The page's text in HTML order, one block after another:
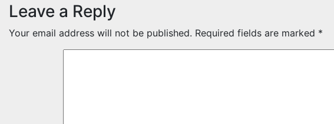
Leave a Reply
Your email address will not be published. Required fields are marked *